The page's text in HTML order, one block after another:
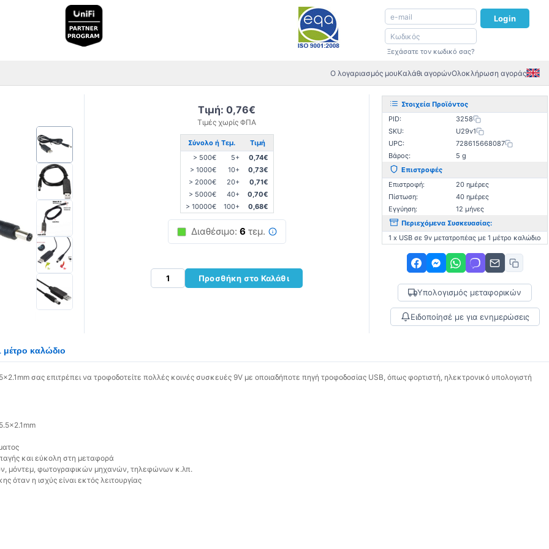
Login
Ξεχάσατε τον κωδικό σας?
Ο λογαριασμός μουΚαλάθι αγορώνΟλοκλήρωση αγοράς
Τιμή: 0,76€
Τιμές χωρίς ΦΠΑ
Σύνολο ή Τεμ.
Τιμή
> 500€
5+
0,74€
> 1000€
10+
0,73€
> 2000€
20+
0,71€
> 5000€
40+
0,70€
> 10000€
100+ 0,68€
Διαθέσιμο: 6 τεμ.
Προσθήκη στο Καλάθι
Στοιχεία Προϊόντος
PID:
3258
SKU:
U29v1
UPC:
728615668087
Βάρος:
5 g
Επιστροφές
Επιστροφή:
20 ημέρες
Πίστωση:
40 ημέρες
Εγγύηση:
12 μήνες
Περιεχόμενα Συσκευασίας:
1 x USB σε 9v μετατροπέας με 1 μέτρο καλώδιο
Υπολογισμός μεταφορικών
Ειδοποίησέ με για ενημερώσεις
μέτρο καλώδιο
σας επιτρέπει να τροφοδοτείτε πολλές κοινές συσκευές 9V με οποιαδήποτε πηγή τροφοδοσίας USB, όπως φορτιστή, ηλεκτρονικό υπολογιστή
και εύκολη στη μεταφορά
μόντεμ, φωτογραφικών μηχανών, τηλεφώνων κ.λπ.
όταν η ισχύς είναι εκτός λειτουργίας